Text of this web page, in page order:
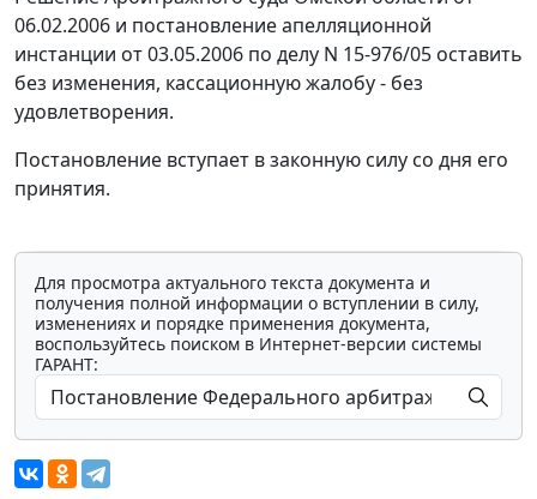
06.02.2006 и постановление апелляционной
инстанции от 03.05.2006 по делу N 15-976/05 оставить
без изменения, кассационную жалобу - без
удовлетворения.
Постановление вступает в законную силу со дня его
принятия.
Для просмотра актуального текста документа и
получения полной информации о вступлении в силу,
изменениях и порядке применения документа,
воспользуйтесь поиском в Интернет-версии системы
ГАРАНТ: